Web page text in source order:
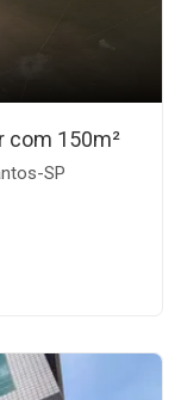
com 150m²
SP